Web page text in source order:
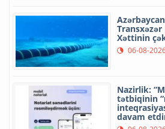
Xəttinin
06-08-
Nazirlik:
tətbiqinin
davam